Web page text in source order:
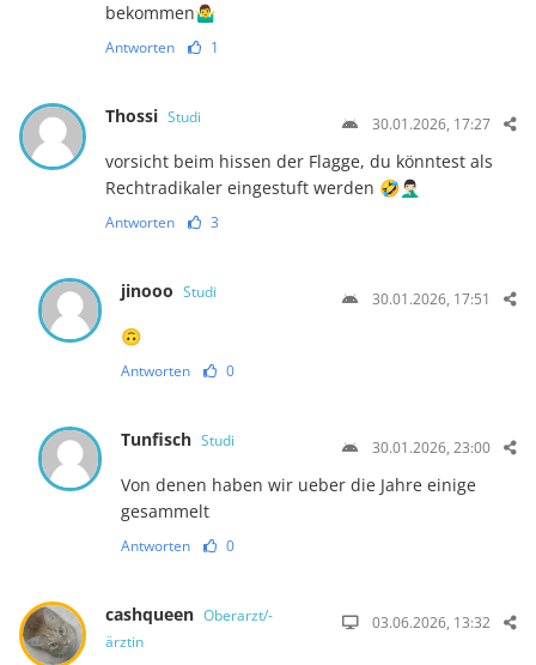
bekommen🤷‍♂️
Antworten 1
Thossi Studi 30.01.2026, 17:27
vorsicht beim hissen der Flagge, du könntest als
Rechtradikaler eingestuft werden 🤣🤦🏻‍♂️
Antworten 3
jinooo Studi 30.01.2026, 17:51
🙃
Antworten 0
Tunfisch Studi 30.01.2026, 23:00
Von denen haben wir ueber die Jahre einige
gesammelt
Antworten 0
cashqueen Oberarzt/-
ärztin
03.06.2026, 13:32